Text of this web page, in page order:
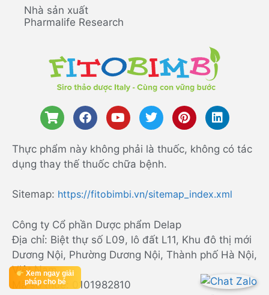
Xem ngay giải
pháp cho bé
Nhà sản xuất
Pharmalife Research
Thực phẩm này không phải là thuốc, không có tác
dụng thay thế thuốc chữa bệnh.
Sitemap: https://fitobimbi.vn/sitemap_index.xml
Công ty Cổ phần Dược phẩm Delap
Địa chỉ: Biệt thự số L09, lô đất L11, Khu đô thị mới
Dương Nội, Phường Dương Nội, Thành phố Hà Nội,
Việt Nam
Mã số thuế: 0101982810